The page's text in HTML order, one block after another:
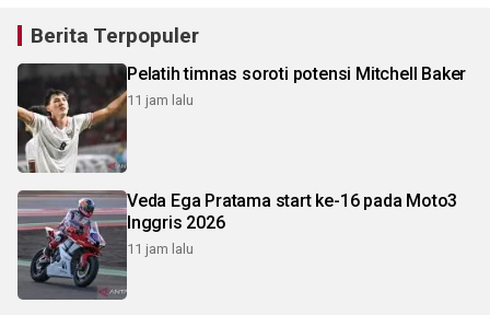
Berita Terpopuler
Pelatih timnas soroti potensi Mitchell Baker
11 jam lalu
Veda Ega Pratama start ke-16 pada Moto3
Inggris 2026
11 jam lalu